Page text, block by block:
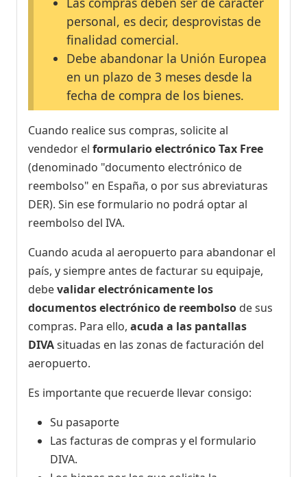
personal, es decir, desprovistas de
finalidad comercial.
Debe abandonar la Unión Europea
en un plazo de 3 meses desde la
fecha de compra de los bienes.
Cuando realice sus compras, solicite al
vendedor el formulario electrónico Tax Free
(denominado "documento electrónico de
reembolso" en España, o por sus abreviaturas
DER). Sin ese formulario no podrá optar al
reembolso del IVA.
Cuando acuda al aeropuerto para abandonar el
país, y siempre antes de facturar su equipaje,
debevalidar electrónicamente los
documentos electrónico de reembolso de sus
compras. Para ello, acuda a las pantallas
DIVAsituadas en las zonas de facturación del
aeropuerto.
Es importante que recuerde llevar consigo:
Su pasaporte
Las facturas de compras y el formulario
DIVA.